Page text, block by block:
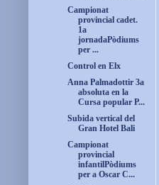
Campionat
provincial cadet.
1a
jornadaPòdiums
per ...
Control en Elx
Anna Palmadottir 3a
absoluta en la
Cursa popular P...
Subida vertical del
Gran Hotel Bali
Campionat
provincial
infantilPòdiums
per a Oscar C...